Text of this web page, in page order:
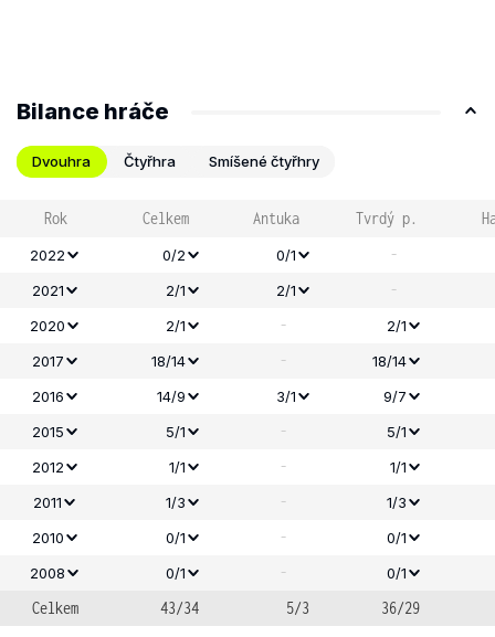
Bilance hráče
Dvouhra Čtyřhra Smíšené čtyřhry
Rok Celkem Antuka Tvrdý p.
2022 0/2 0/1 -
2021 2/1 2/1 -
2020 2/1 -
2/1
2017
18/14 -
18/14
2016
14/9 3/1
9/7
2015
5/1 -
5/1
2012
1/1 -
1/1
2011
1/3 -
1/3
2010
0/1 -
0/1
2008
0/1 - 0/1
Celkem 43/34 5/3 36/29